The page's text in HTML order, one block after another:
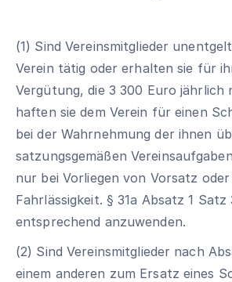
(1) Sind Vereinsmitglieder
Verein tätig oder erhalten sie für
Vergütung, die 3 300 Euro jährlich
haften sie dem Verein für einen
bei der Wahrnehmung der ihnen
satzungsgemäßen
nur bei Vorliegen von Vorsatz
Fahrlässigkeit. § 31a Absatz 1 Satz
entsprechend anzuwenden.
(2) Sind Vereinsmitglieder nach
einem anderen zum Ersatz eines